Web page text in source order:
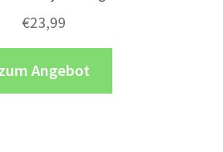
€23,99
Angebot